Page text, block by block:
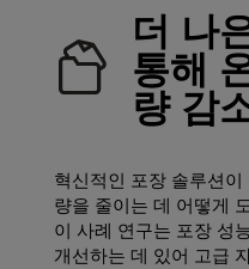
더 나
통해
량 감
혁신적인 포장 솔루션
량을 줄이는 데 어떻게
이 사례 연구는 포장 성
개선하는 데 있어 고급